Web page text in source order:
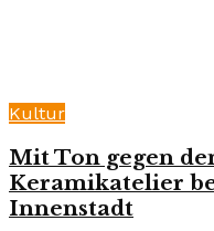
Kultur
Mit Ton gegen
Keramikatelier
Innenstadt